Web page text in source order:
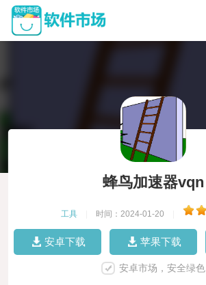
蜂鸟加速器vqn
工具 时间：2024-01-20
安卓下载 苹果下载
安卓市场，安全绿色